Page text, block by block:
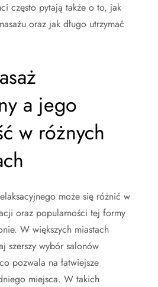
często pytają także o to, jak
oraz jak długo utrzymać
a jego
w różnych
może się różnić w
oraz popularności tej formy
W większych miastach
szerszy wybór salonów
pozwala na łatwiejsze
miejsca. W takich